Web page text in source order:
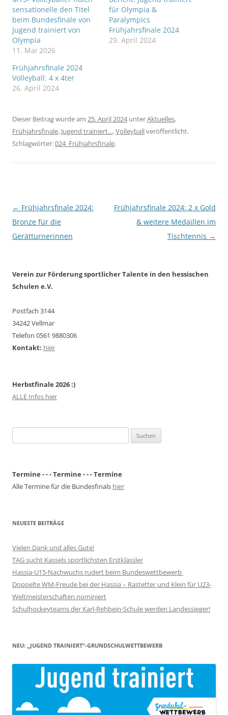
sensationelle den Titel
beim Bundesfinale von
Jugend trainiert von
Olympia
11. Mai 2026
für Olympia &
Paralympics
Frühjahrsfinale 2024
29. April 2024
Frühjahrsfinale 2024
Volleyball: 4 x 4ter
26. April 2024
Dieser Beitrag wurde am 25. April 2024unterAktuelles,
Frühjahrsfinale, Jugend trainiert...,Volleyballveröffentlicht.
Schlagwörter:024_Frühjahrsfinale.
Beitragsnavigation
← Frühjahrsfinale 2024:
Bronze für die
Gerätturnerinnen
Frühjahrsfinale 2024: 2 x Gold
& weitere Medaillen im
Tischtennis →
Verein zur Förderung sportlicher Talente in den hessischen
Schulen e.V.
Postfach 3144
34242 Vellmar
Telefon 0561 9880306
Kontakt: hier
Herbstfinale 2026 :)
ALLE Infos hier
nach:
Termine - - - Termine - - - Termine
Alle Termine für die Bundesfinals hier
NEUESTE BEITRÄGE
Vielen Dank und alles Gute!
TAG sucht Kassels sportlichsten Erstklässler
Hassia-U15-Nachwuchs rudert beim Bundeswettbewerb
Doppelte WM-Freude bei der Hassia – Rastetter und Klein für U23-
Weltmeisterschaften nominiert
Schulhockeyteams der Karl-Rehbein-Schule werden Landessieger!
NEU: „JUGEND TRAINIERT“-GRUNDSCHULWETTBEWERB